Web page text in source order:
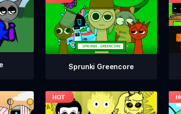
Sprunki Greencore